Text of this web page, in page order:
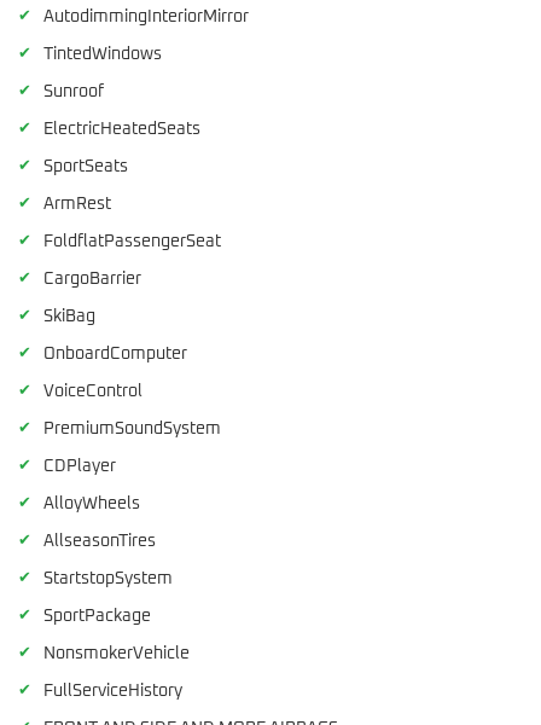
✔ AutodimmingInteriorMirror
✔ TintedWindows
✔ Sunroof
✔ ElectricHeatedSeats
✔ SportSeats
✔ ArmRest
✔ FoldflatPassengerSeat
✔ CargoBarrier
✔ SkiBag
✔ OnboardComputer
✔ VoiceControl
✔ PremiumSoundSystem
✔ CDPlayer
✔ AlloyWheels
✔ AllseasonTires
✔ StartstopSystem
✔ SportPackage
✔ NonsmokerVehicle
✔ FullServiceHistory